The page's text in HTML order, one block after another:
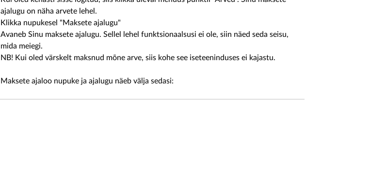
ajalugu on näha arvete lehel.
Klikka nupukesel "Maksete ajalugu"
Avaneb Sinu maksete ajalugu. Sellel lehel funktsionaalsusi ei ole, siin näed seda seisu,
mida meiegi.
NB! Kui oled värskelt maksnud mõne arve, siis kohe see iseteeninduses ei kajastu.
Maksete ajaloo nupuke ja ajalugu näeb välja sedasi: